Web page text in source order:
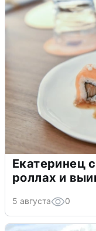
Екатеринец
роллах и
5 августа 0